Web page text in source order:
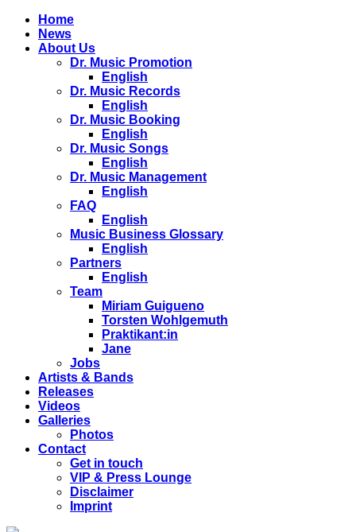
Home
News
About Us
Dr. Music Promotion
English
Dr. Music Records
English
Dr. Music Booking
English
Dr. Music Songs
English
Dr. Music Management
English
FAQ
English
Music Business Glossary
English
Partners
English
Team
Miriam Guigueno
Torsten Wohlgemuth
Praktikant:in
Jane
Jobs
Artists & Bands
Releases
Videos
Galleries
Photos
Contact
Get in touch
VIP & Press Lounge
Disclaimer
Imprint